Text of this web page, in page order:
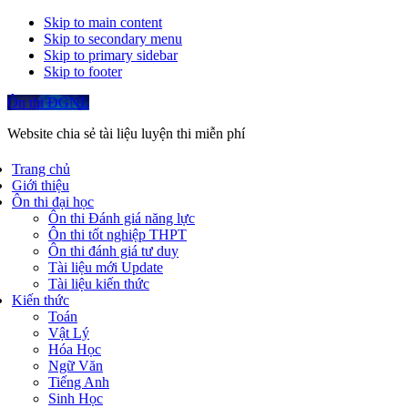
Skip to main content
Skip to secondary menu
Skip to primary sidebar
Skip to footer
Ôn thi ĐGNL
Website chia sẻ tài liệu luyện thi miễn phí
Trang chủ
Giới thiệu
Ôn thi đại học
Ôn thi Đánh giá năng lực
Ôn thi tốt nghiệp THPT
Ôn thi đánh giá tư duy
Tài liệu mới Update
Tài liệu kiến thức
Kiến thức
Toán
Vật Lý
Hóa Học
Ngữ Văn
Tiếng Anh
Sinh Học